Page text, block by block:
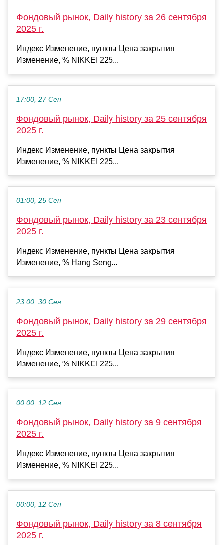
Фондовый рынок, Daily history за 26 сентября
2025 г.
Индекс Изменение, пункты Цена закрытия
Изменение, % NIKKEI 225...
17:00, 27 Сен
Фондовый рынок, Daily history за 25 сентября
2025 г.
Индекс Изменение, пункты Цена закрытия
Изменение, % NIKKEI 225...
01:00, 25 Сен
Фондовый рынок, Daily history за 23 сентября
2025 г.
Индекс Изменение, пункты Цена закрытия
Изменение, % Hang Seng...
23:00, 30 Сен
Фондовый рынок, Daily history за 29 сентября
2025 г.
Индекс Изменение, пункты Цена закрытия
Изменение, % NIKKEI 225...
00:00, 12 Сен
Фондовый рынок, Daily history за 9 сентября
2025 г.
Индекс Изменение, пункты Цена закрытия
Изменение, % NIKKEI 225...
00:00, 12 Сен
Фондовый рынок, Daily history за 8 сентября
2025 г.